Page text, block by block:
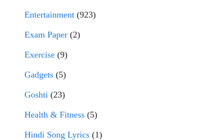
Entertainment (923)
Exam Paper (2)
Exercise (9)
Gadgets (5)
Goshti (23)
Health & Fitness (5)
Hindi Song Lyrics (1)